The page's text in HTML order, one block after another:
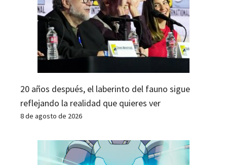
20 años después, el laberinto del fauno sigue
reflejando la realidad que quieres ver
8 de agosto de 2026